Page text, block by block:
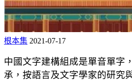
根本集 2021-07-17
中國文字建構組成是單音單字
承，按語言及文字學家的研究